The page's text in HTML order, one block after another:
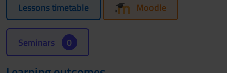
Lessons timetable Moodle
Seminars 0